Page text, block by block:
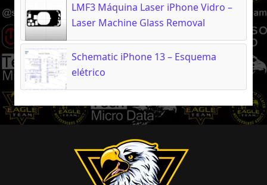
LMF3 Máquina Laser iPhone Vidro –
Laser Machine Glass Removal
Schematic iPhone 13 – Esquema
elétrico